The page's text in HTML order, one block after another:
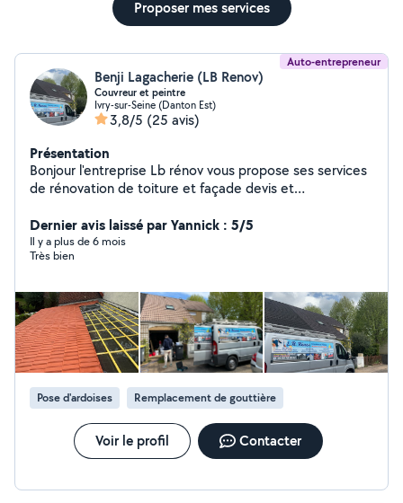
Proposer mes services
Auto-entrepreneur
Benji Lagacherie (LB Renov)
Couvreur et peintre
Ivry-sur-Seine (Danton Est)
3,8/5 (25 avis)
Présentation
Bonjour l'entreprise Lb rénov vous propose ses services
de rénovation de toiture et façade devis et
pour obtenir votre devis gratuit sous 24h
Dernier avis laissé par Yannick : 5/5
Il y a plus de 6 mois
Très bien
Pose d'ardoises Remplacement de gouttière
Voir le profil Contacter